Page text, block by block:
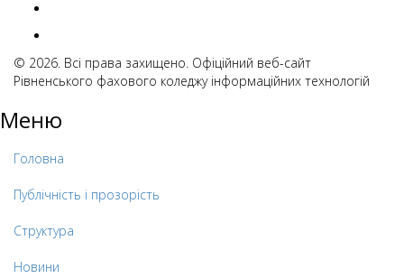
© 2026. Всі права захищено. Офіційний веб-сайт
Рівненського фахового коледжу інформаційних технологій
Меню
Головна
Публічність і прозорість
Структура
Новини